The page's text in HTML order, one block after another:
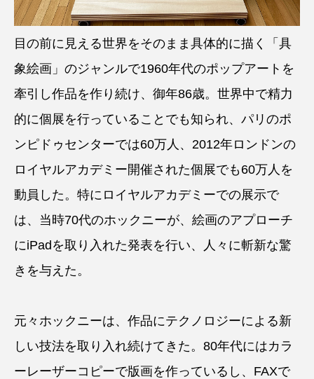
目の前に見える世界をそのまま具体的に描く「具
象絵画」のジャンルで1960年代のポップアートを
牽引し作品を作り続け、御年86歳。世界中で精力
的に個展を行っていることでも知られ、パリのポ
ンピドゥセンターでは60万人、2012年ロンドンの
ロイヤルアカデミー開催された個展でも60万人を
動員した。特にロイヤルアカデミーでの展示で
は、当時70代のホックニーが、絵画のアプローチ
にiPadを取り入れた発表を行い、人々に斬新な驚
きを与えた。
元々ホックニーは、作品にテクノロジーによる新
しい技法を取り入れ続けてきた。80年代にはカラ
ーレーザーコピーで版画を作っているし、FAXで